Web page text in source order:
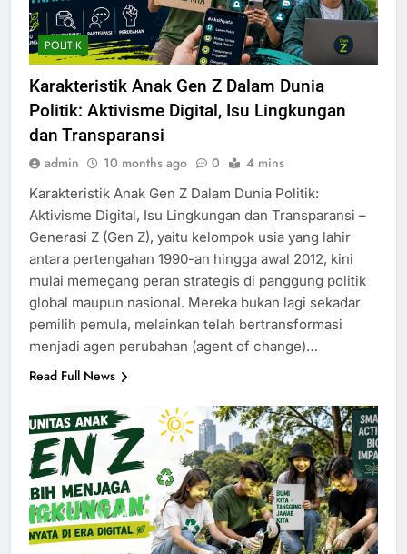
POLITIK
Karakteristik Anak Gen Z Dalam Dunia
Politik: Aktivisme Digital, Isu Lingkungan
dan Transparansi
admin 10 months ago 0 4 mins
Karakteristik Anak Gen Z Dalam Dunia Politik:
Aktivisme Digital, Isu Lingkungan dan Transparansi –
Generasi Z (Gen Z), yaitu kelompok usia yang lahir
antara pertengahan 1990-an hingga awal 2012, kini
mulai memegang peran strategis di panggung politik
global maupun nasional. Mereka bukan lagi sekadar
pemilih pemula, melainkan telah bertransformasi
menjadi agen perubahan (agent of change)…
Read Full News